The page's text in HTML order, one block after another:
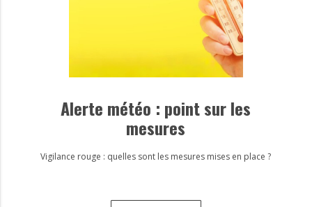
Alerte météo : point sur les
mesures
Vigilance rouge : quelles sont les mesures mises en place ?